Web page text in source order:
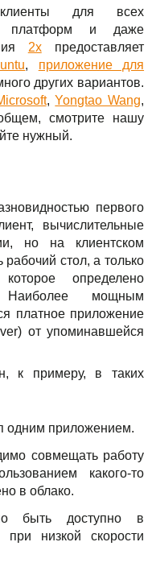
клиенты для всех
платформ и даже
2xпредоставляет
, приложение для
других вариантов.
,Yongtao Wang,
смотрите нашу
нужный.
первого
вычислительные
но на клиентском
рабочий стол, а только
определено
Наиболее мощным
платное приложение
от упоминавшейся
к примеру, в таких
одним приложением.
совмещать работу
какого-то
в облако.
быть доступно в
низкой скорости